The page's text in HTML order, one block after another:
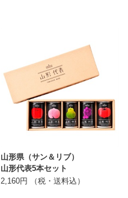
山形県（サン＆リブ）
山形代表5本セット
2,160円 （税・送料込）